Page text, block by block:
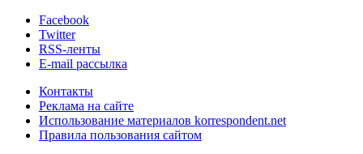
Facebook
Twitter
RSS-ленты
E-mail рассылка
Контакты
Реклама на сайте
Использование материалов korrespondent.net
Правила пользования сайтом